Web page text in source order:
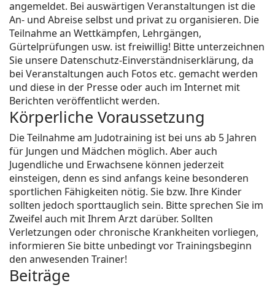
angemeldet. Bei auswärtigen Veranstaltungen ist die
An- und Abreise selbst und privat zu organisieren. Die
Teilnahme an Wettkämpfen, Lehrgängen,
Gürtelprüfungen usw. ist freiwillig! Bitte unterzeichnen
Sie unsere Datenschutz-Einverständniserklärung, da
bei Veranstaltungen auch Fotos etc. gemacht werden
und diese in der Presse oder auch im Internet mit
Berichten veröffentlicht werden.
Körperliche Voraussetzung
Die Teilnahme am Judotraining ist bei uns ab 5 Jahren
für Jungen und Mädchen möglich. Aber auch
Jugendliche und Erwachsene können jederzeit
einsteigen, denn es sind anfangs keine besonderen
sportlichen Fähigkeiten nötig. Sie bzw. Ihre Kinder
sollten jedoch sporttauglich sein. Bitte sprechen Sie im
Zweifel auch mit Ihrem Arzt darüber. Sollten
Verletzungen oder chronische Krankheiten vorliegen,
informieren Sie bitte unbedingt vor Trainingsbeginn
den anwesenden Trainer!
Beiträge